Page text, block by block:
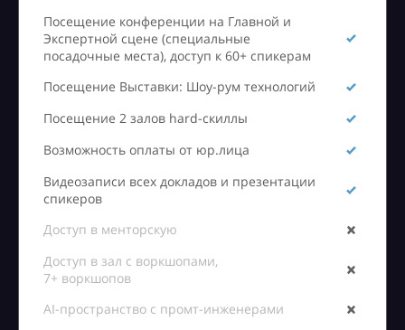
Посещение конференции на Главной и
Экспертной сцене (специальные
посадочные места), доступ к 60+ спикерам
Посещение Выставки: Шоу-рум технологий
Посещение 2 залов hard-скиллы
Возможность оплаты от юр.лица
Видеозаписи всех докладов и презентации
спикеров
Доступ в менторскую
Доступ в зал с воркшопами,
7+ воркшопов
AI-пространство с промт-инженерами